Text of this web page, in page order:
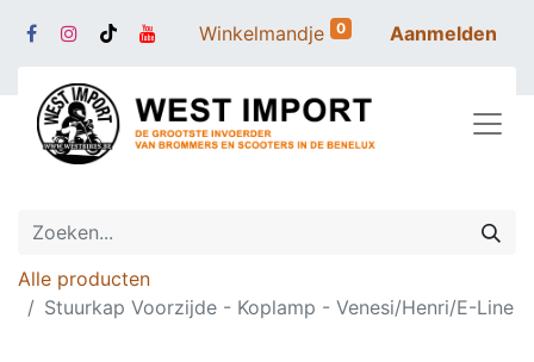
Winkelmandje 0 Aanmelden
Alle producten
Stuurkap Voorzijde - Koplamp - Venesi/Henri/E-Line